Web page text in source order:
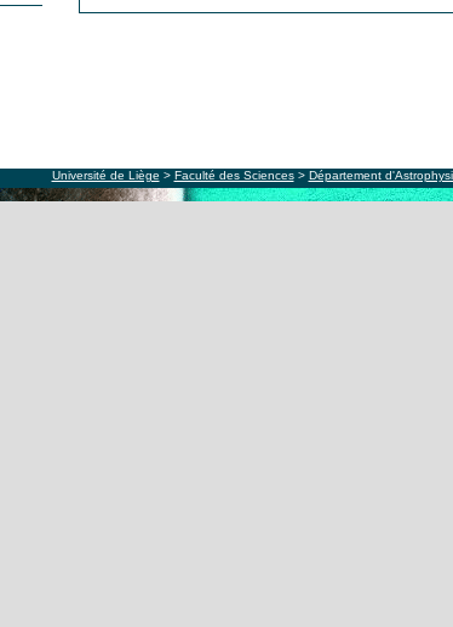
Université de Liège > Faculté des Sciences> Département